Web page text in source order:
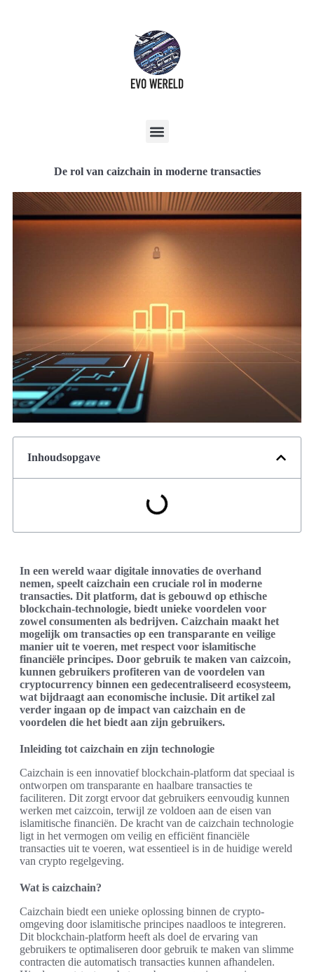
De rol van caizchain in moderne transacties
Inhoudsopgave
In een wereld waar digitale innovaties de overhand
nemen, speelt caizchain een cruciale rol in moderne
transacties. Dit platform, dat is gebouwd op ethische
blockchain-technologie, biedt unieke voordelen voor
zowel consumenten als bedrijven. Caizchain maakt het
mogelijk om transacties op een transparante en veilige
manier uit te voeren, met respect voor islamitische
financiële principes. Door gebruik te maken van caizcoin,
kunnen gebruikers profiteren van de voordelen van
cryptocurrency binnen een gedecentraliseerd ecosysteem,
wat bijdraagt aan economische inclusie. Dit artikel zal
verder ingaan op de impact van caizchain en de
voordelen die het biedt aan zijn gebruikers.
Inleiding tot caizchain en zijn technologie
Caizchain is een innovatief blockchain-platform dat speciaal is
ontworpen om transparante en haalbare transacties te
faciliteren. Dit zorgt ervoor dat gebruikers eenvoudig kunnen
werken met caizcoin, terwijl ze voldoen aan de eisen van
islamitische financiën. De kracht van de caizchain technologie
ligt in het vermogen om veilig en efficiënt financiële
transacties uit te voeren, wat essentieel is in de huidige wereld
van crypto regelgeving.
Wat is caizchain?
Caizchain biedt een unieke oplossing binnen de crypto-
omgeving door islamitische principes naadloos te integreren.
Dit blockchain-platform heeft als doel de ervaring van
gebruikers te optimaliseren door gebruik te maken van slimme
contracten die automatisch transacties kunnen afhandelen.